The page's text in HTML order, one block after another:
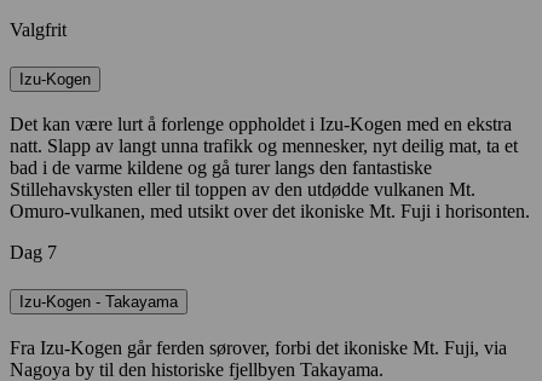
Valgfrit
Izu-Kogen
Det kan være lurt å forlenge oppholdet i Izu-Kogen med en ekstra
natt. Slapp av langt unna trafikk og mennesker, nyt deilig mat, ta et
bad i de varme kildene og gå turer langs den fantastiske
Stillehavskysten eller til toppen av den utdødde vulkanen Mt.
Omuro-vulkanen, med utsikt over det ikoniske Mt. Fuji i horisonten.
Dag 7
Izu-Kogen - Takayama
Fra Izu-Kogen går ferden sørover, forbi det ikoniske Mt. Fuji, via
Nagoya by til den historiske fjellbyen Takayama.